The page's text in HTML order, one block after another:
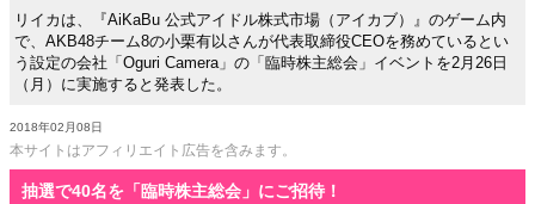
リイカは、『AiKaBu 公式アイドル株式市場（アイカブ）』のゲーム内
で、AKB48チーム8の小栗有以さんが代表取締役CEOを務めているとい
う設定の会社「Oguri Camera」の「臨時株主総会」イベントを2月26日
（月）に実施すると発表した。
2018年02月08日
本サイトはアフィリエイト広告を含みます。
抽選で40名を「臨時株主総会」にご招待！